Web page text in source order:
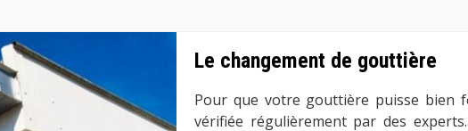
Le changement de gouttière
Pour que votre gouttière puisse bien
vérifiée régulièrement par des